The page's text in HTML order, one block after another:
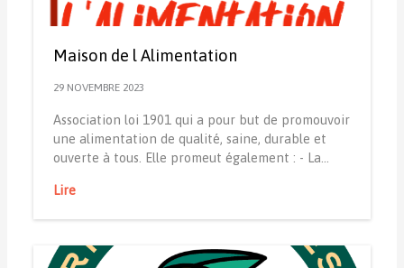
Maison de l Alimentation
29 NOVEMBRE 2023
Association loi 1901 qui a pour but de promouvoir
une alimentation de qualité, saine, durable et
ouverte à tous. Elle promeut également : - La…
Lire